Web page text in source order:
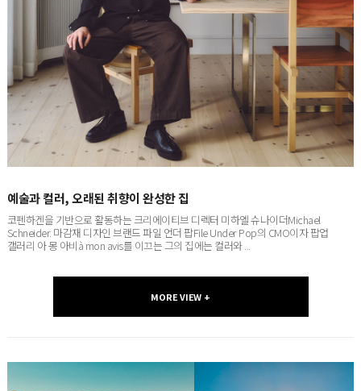
코펜하겐을 기반으로 활동하는 크리에이티브 디렉터 미하엘 슈나이더Michael
Schneider. 마감재 디자인 브랜드 파일 언더 팝File Under Pop의 CMO이자 팝업
갤러리 아 몽 아비à mon avis를 이끄는 그의 집에는 컬러와 ...